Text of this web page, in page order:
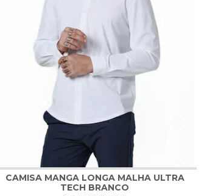
CAMISA MANGA LONGA MALHA ULTRA
TECH BRANCO